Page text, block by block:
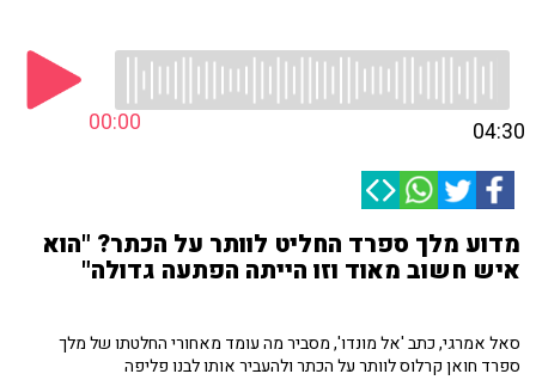
00:00 04:30
מדוע מלך ספרד החליט לוותר על הכתר? "הוא
איש חשוב מאוד וזו הייתה הפתעה גדולה"
סאל אמרגי, כתב 'אל מונדו', מסביר מה עומד מאחורי החלטתו של מלך
ספרד חואן קרלוס לוותר על הכתר ולהעביר אותו לבנו פליפה